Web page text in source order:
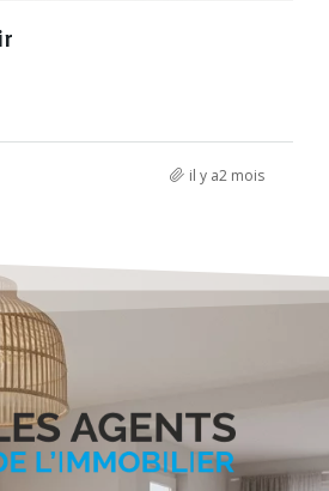
il y a2 mois